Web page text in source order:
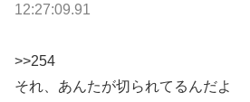
12:27:09.91
>>254
それ、あんたが切られてるんだよ